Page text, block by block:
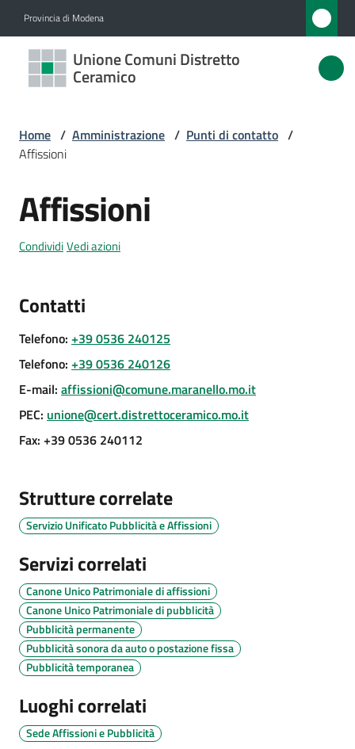
Provincia di Modena
Unione Comuni Distretto
Ceramico
Unione
Comuni
Ceramico
Amministrazione
Menu selezionato
Novità
l'Unione
Tutti
su
Home / Amministrazione / Punti di contatto /
Affissioni
Salta al contenuto
Affissioni
CondividiVedi azioni
Contatti
Telefono: +39 0536 240125
Telefono: +39 0536 240126
E-mail: affissioni@comune.maranello.mo.it
PEC: unione@cert.distrettoceramico.mo.it
Fax: +39 0536 240112
Strutture correlate
Servizio Unificato Pubblicità e Affissioni
Servizi correlati
Canone Unico Patrimoniale di affissioni
Canone Unico Patrimoniale di pubblicità
Pubblicità permanente
Pubblicità sonora da auto o postazione fissa
Pubblicità temporanea
Luoghi correlati
Sede Affissioni e Pubblicità